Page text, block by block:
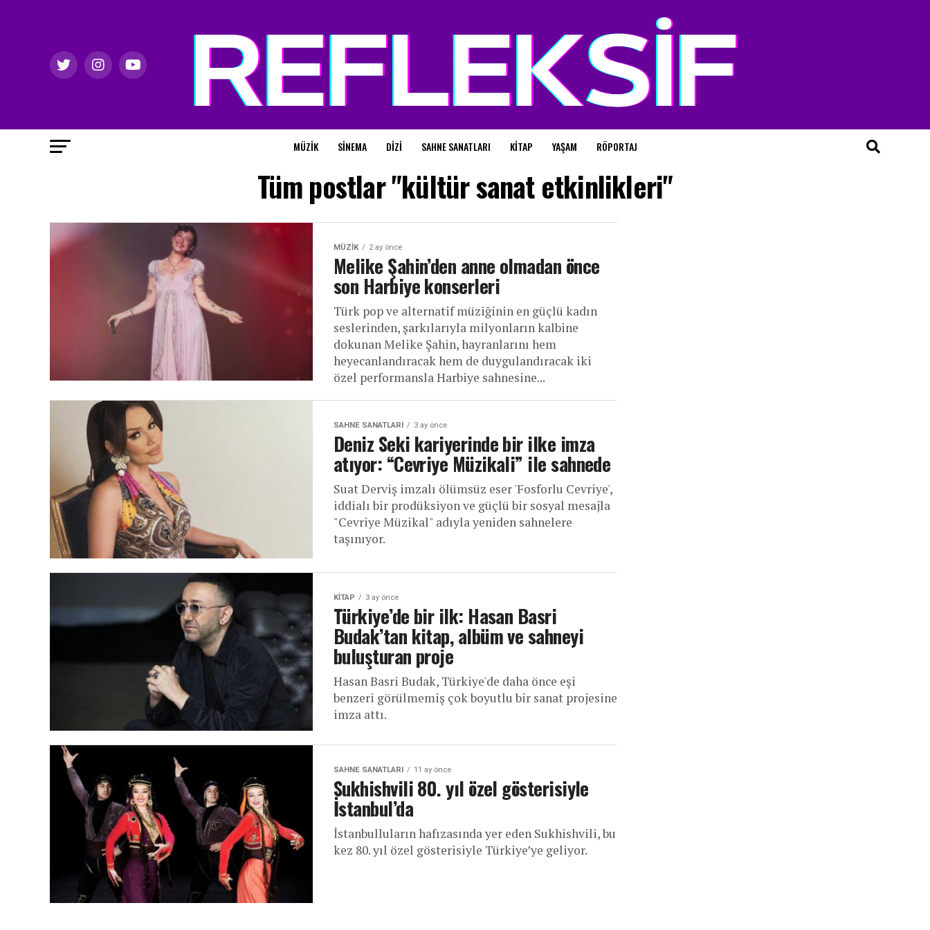
MÜZIK SINEMA DIZI SAHNE SANATLARI KITAP YAŞAM RÖPORTAJ
Tüm postlar "kültür sanat etkinlikleri"
MÜZIK 2 ay önce
Melike Şahin’den anne olmadan önce
son Harbiye konserleri
Türk pop ve alternatif müziğinin en güçlü kadın
seslerinden, şarkılarıyla milyonların kalbine
dokunan Melike Şahin, hayranlarını hem
heyecanlandıracak hem de duygulandıracak iki
özel performansla Harbiye sahnesine...
SAHNE SANATLARI 3 ay önce
Deniz Seki kariyerinde bir ilke imza
atıyor: “Cevriye Müzikali” ile sahnede
Suat Derviş imzalı ölümsüz eser 'Fosforlu Cevriye',
iddialı bir prodüksiyon ve güçlü bir sosyal mesajla
"Cevriye Müzikal" adıyla yeniden sahnelere
taşınıyor.
KITAP 3 ay önce
Türkiye’de bir ilk: Hasan Basri
Budak’tan kitap, albüm ve sahneyi
buluşturan proje
Hasan Basri Budak, Türkiye'de daha önce eşi
benzeri görülmemiş çok boyutlu bir sanat projesine
imza attı.
SAHNE SANATLARI 11 ay önce
Sukhishvili 80. yıl özel gösterisiyle
İstanbul’da
İstanbulluların hafızasında yer eden Sukhishvili, bu
kez 80. yıl özel gösterisiyle Türkiye’ye geliyor.